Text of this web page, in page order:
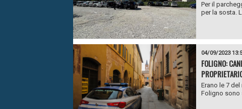
Per il
per la sosta.
04/09/2023
FOLIGNO:
Erano le 7
Foligno sono